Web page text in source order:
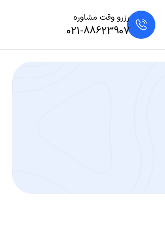
رزرو وقت مشاوره
021-88623907